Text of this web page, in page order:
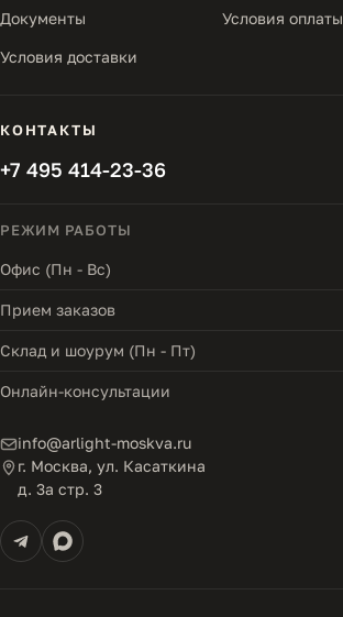
Документы Условия оплаты
Условия доставки
КОНТАКТЫ
+7 495 414-23-36
РЕЖИМ РАБОТЫ
Офис (Пн - Вс)
Прием заказов
Склад и шоурум (Пн - Пт)
Онлайн-консультации
info@arlight-moskva.ru
г. Москва, ул. Касаткина
д. 3а стр. 3